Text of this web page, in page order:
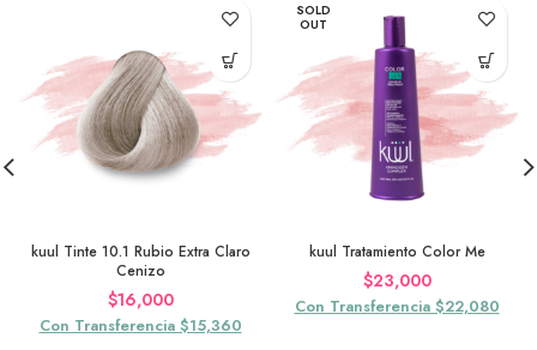
kuul Tinte 10.1 Rubio Extra Claro
Cenizo
$16,000
Con Transferencia $15,360
SOLD
OUT
kuul Tratamiento Color Me
$23,000
Con Transferencia $22,080